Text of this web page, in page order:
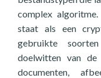
complex
staat als een
gebruikte
doelwitten van de
documenten,